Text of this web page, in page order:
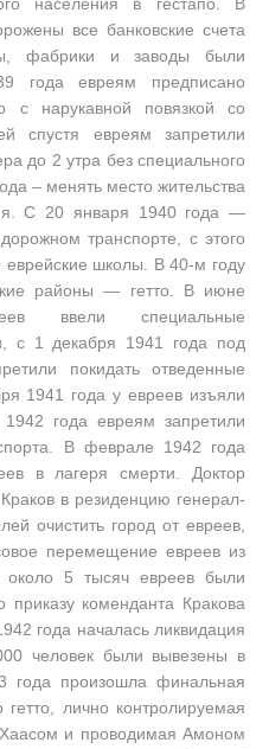
все банковские счета
фабрики и заводы были
года евреям предписано
с нарукавной повязкой со
спустя евреям запретили
до 2 утра без специального
– менять место жительства
С 20 января 1940 года —
транспорте, с этого
школы. В 40-м году
районы — гетто. В июне
ввели специальные
с 1 декабря 1941 года под
покидать отведенные
1941 года у евреев изъяли
года евреям запретили
В феврале 1942 года
в лагеря смерти. Доктор
в резиденцию генерал-
очистить город от евреев,
перемещение евреев из
5 тысяч евреев были
коменданта Кракова
года началась ликвидация
человек были вывезены в
года произошла финальная
гетто, лично контролируемая
и проводимая Амоном